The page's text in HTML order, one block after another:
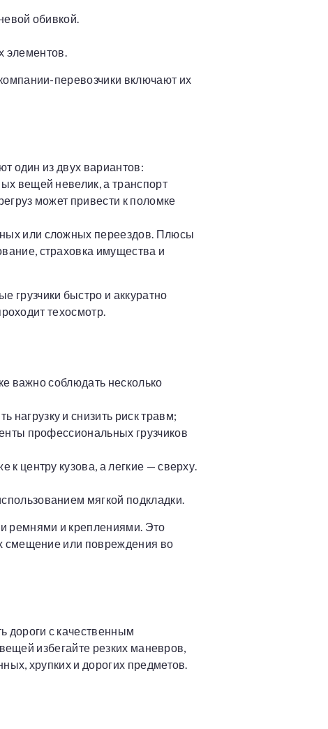
обивкой.
элементов.
перевозчики включают их
один из двух вариантов:
вещей невелик, а транспорт
может привести к поломке
или сложных переездов. Плюсы
страховка имущества и
быстро и аккуратно
техосмотр.
важно соблюдать несколько
и снизить риск травм;
профессиональных грузчиков
центру кузова, а легкие — сверху.
мягкой подкладки.
ремнями и креплениями. Это
смещение или повреждения во
дороги с качественным
избегайте резких маневров,
хрупких и дорогих предметов.